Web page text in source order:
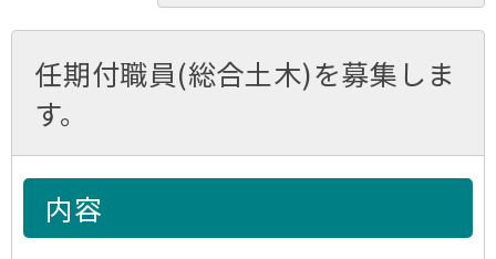
任期付職員(総合土木)を募集しま
す。
内容